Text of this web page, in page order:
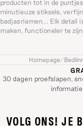
producten tot in de
minutieuze stiksels,
badjasriemen... Elk detail
maken, functioneler te
Homepage/
30 dagen proefslapen,
VOLG ONS! JE